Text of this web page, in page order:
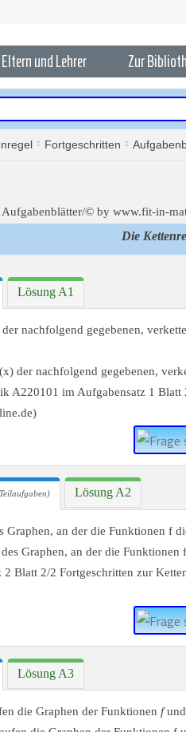
Eltern und Lehrer Zur
Fortgeschritten
Die
Lösung A1
der nachfolgend gegebenen,
Lösung A2
Graphen, an der die Funktionen f
Lösung A3
die Graphen der Funktionen fund